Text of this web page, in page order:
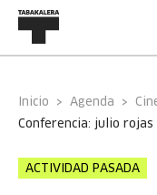
Inicio Agenda
conferencia: julio rojas
ACTIVIDAD PASADA